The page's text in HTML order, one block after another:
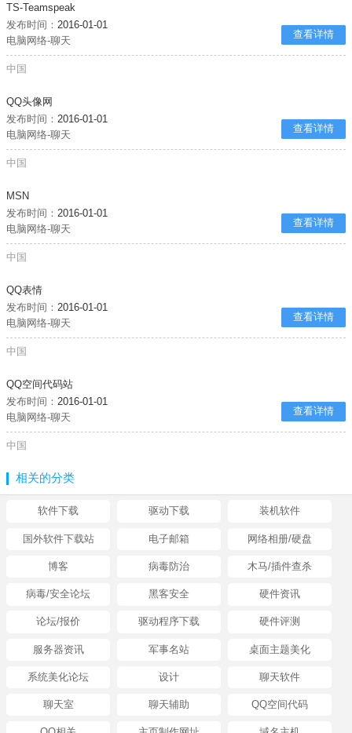
TS-Teamspeak
发布时间：2016-01-01
电脑网络-聊天
查看详情
中国
QQ头像网
发布时间：2016-01-01
电脑网络-聊天
查看详情
中国
MSN
发布时间：2016-01-01
电脑网络-聊天
查看详情
中国
QQ表情
发布时间：2016-01-01
电脑网络-聊天
查看详情
中国
QQ空间代码站
发布时间：2016-01-01
电脑网络-聊天
查看详情
中国
相关的分类
软件下载 驱动下载 装机软件
国外软件下载站 电子邮箱 网络相册/硬盘
博客 病毒防治 木马/插件查杀
病毒/安全论坛 黑客安全 硬件资讯
论坛/报价 驱动程序下载 硬件评测
服务器资讯 军事名站 桌面主题美化
系统美化论坛 设计 聊天软件
聊天室 聊天辅助 QQ空间代码